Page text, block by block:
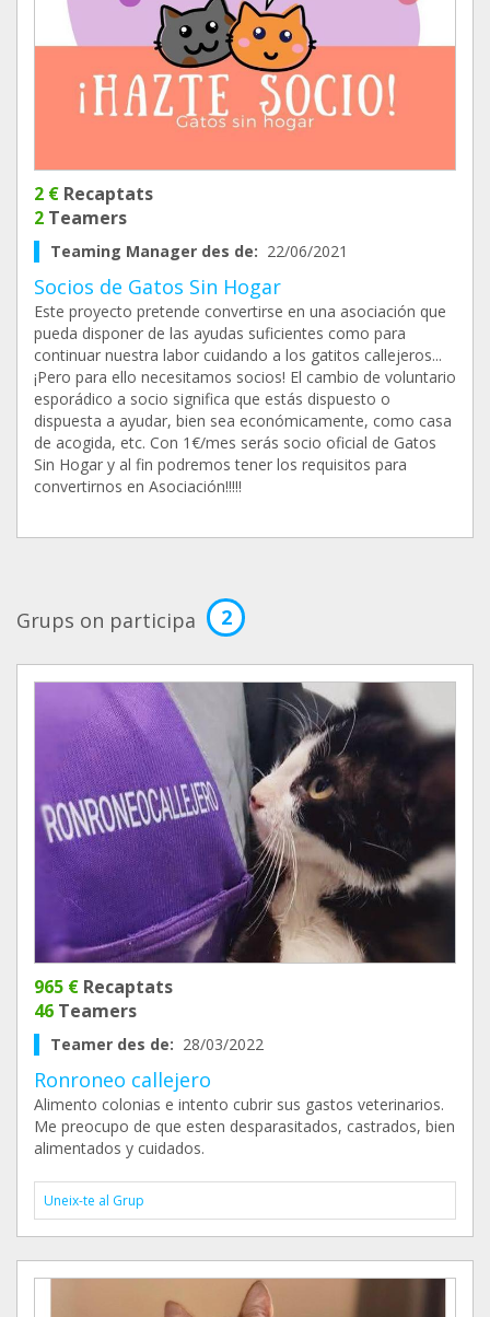
2 € Recaptats
2 Teamers
Teaming Manager des de: 22/06/2021
Socios de Gatos Sin Hogar
Este proyecto pretende convertirse en una asociación que
pueda disponer de las ayudas suficientes como para
continuar nuestra labor cuidando a los gatitos callejeros...
¡Pero para ello necesitamos socios! El cambio de voluntario
esporádico a socio significa que estás dispuesto o
dispuesta a ayudar, bien sea económicamente, como casa
de acogida, etc. Con 1€/mes serás socio oficial de Gatos
Sin Hogar y al fin podremos tener los requisitos para
convertirnos en Asociación!!!!!
Grups on participa 2
965 € Recaptats
46 Teamers
Teamer des de: 28/03/2022
Ronroneo callejero
Alimento colonias e intento cubrir sus gastos veterinarios.
Me preocupo de que esten desparasitados, castrados, bien
alimentados y cuidados.
Uneix-te al Grup